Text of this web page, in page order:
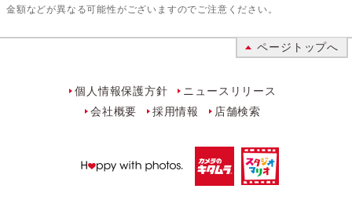
金額などが異なる可能性がございますのでご注意ください。
ページトップへ
個人情報保護方針
ニュースリリース
会社概要
採用情報 店舗検索